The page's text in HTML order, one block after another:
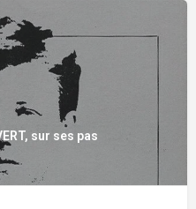
sur ses pas